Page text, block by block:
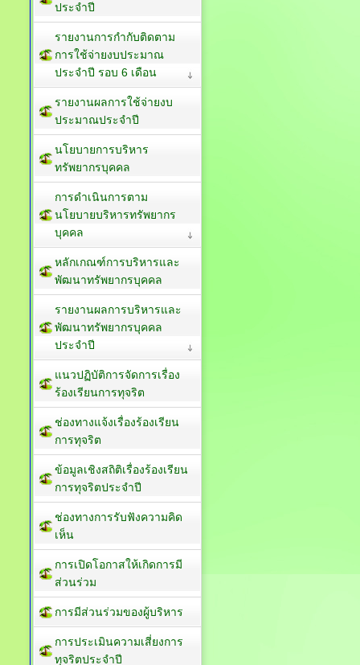
ประจำปี
รายงานการกำกับติดตาม
การใช้จ่ายงบประมาณ
ประจำปี รอบ 6 เดือน
รายงานผลการใช้จ่ายงบ
ประมาณประจำปี
นโยบายการบริหาร
ทรัพยากรบุคคล
การดำเนินการตาม
นโยบายบริหารทรัพยากร
บุคคล
หลักเกณฑ์การบริหารและ
พัฒนาทรัพยากรบุคคล
รายงานผลการบริหารและ
พัฒนาทรัพยากรบุคคล
ประจำปี
แนวปฏิบัติการจัดการเรื่อง
ร้องเรียนการทุจริต
ช่องทางแจ้งเรื่องร้องเรียน
การทุจริต
ข้อมูลเชิงสถิติเรื่องร้องเรียน
การทุจริตประจำปี
ช่องทางการรับฟังความคิด
เห็น
การเปิดโอกาสให้เกิดการมี
ส่วนร่วม
การมีส่วนร่วมของผู้บริหาร
การประเมินความเสี่ยงการ
ทุจริตประจำปี